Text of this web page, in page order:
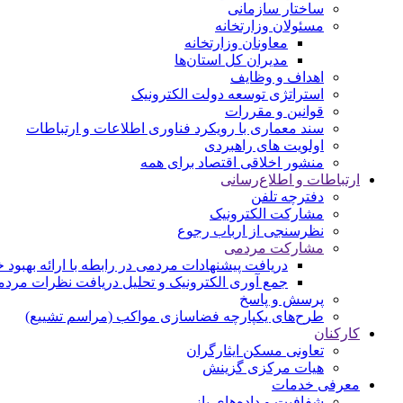
ساختار سازمانی
مسئولان وزارتخانه
معاونان وزارتخانه
مدیران کل استان‌ها
اهداف و وظایف
استراتژی توسعه دولت الکترونیک
قوانین و مقررات
سند معماری با رویکرد فناوری اطلاعات و ارتباطات
اولویت های راهبردی
منشور اخلاقی اقتصاد برای همه
ارتباطات و اطلاع‌رسانی
دفترچه تلفن
مشارکت الکترونیک
نظرسنجی از ارباب رجوع
مشارکت مردمی
دریافت پیشنهادات مردمی در رابطه با ارائه
جمع آوری الکترونیک و تحلیل دریافت نظرات
پرسش و پاسخ
طرح‌های یکپارچه فضاسازی مواکب (مراسم تشییع)
کارکنان
تعاونی مسکن ایثارگران
هیات مرکزی گزینش
معرفی خدمات